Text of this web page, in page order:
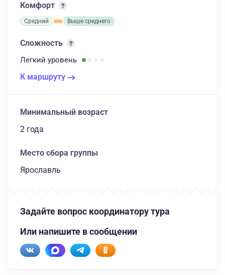
Комфорт
Средний Выше среднего
Сложность
Легкий уровень
К маршруту
Минимальный возраст
2 года
Место сбора группы
Ярославль
Задайте вопрос координатору тура
Или напишите в сообщении